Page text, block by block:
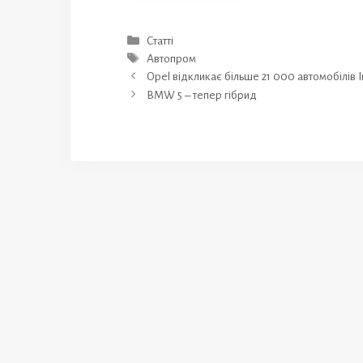
Категорії
Статті
Позначки
Автопром
Opel відкликає більше 21 000 автомобілів
BMW 5 – тепер гібрид